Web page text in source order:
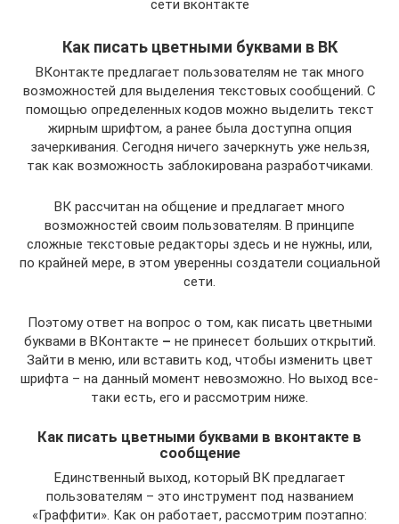
сети вконтакте
Как писать цветными буквами в ВК
ВКонтакте предлагает пользователям не так много
возможностей для выделения текстовых сообщений. С
помощью определенных кодов можно выделить текст
жирным шрифтом, а ранее была доступна опция
зачеркивания. Сегодня ничего зачеркнуть уже нельзя,
так как возможность заблокирована разработчиками.
ВК рассчитан на общение и предлагает много
возможностей своим пользователям. В принципе
сложные текстовые редакторы здесь и не нужны, или,
по крайней мере, в этом уверенны создатели социальной
сети.
Поэтому ответ на вопрос о том, как писать цветными
буквами в ВКонтакте – не принесет больших открытий.
Зайти в меню, или вставить код, чтобы изменить цвет
шрифта – на данный момент невозможно. Но выход все-
таки есть, его и рассмотрим ниже.
Как писать цветными буквами в вконтакте в
сообщение
Единственный выход, который ВК предлагает
пользователям – это инструмент под названием
«Граффити». Как он работает, рассмотрим поэтапно: